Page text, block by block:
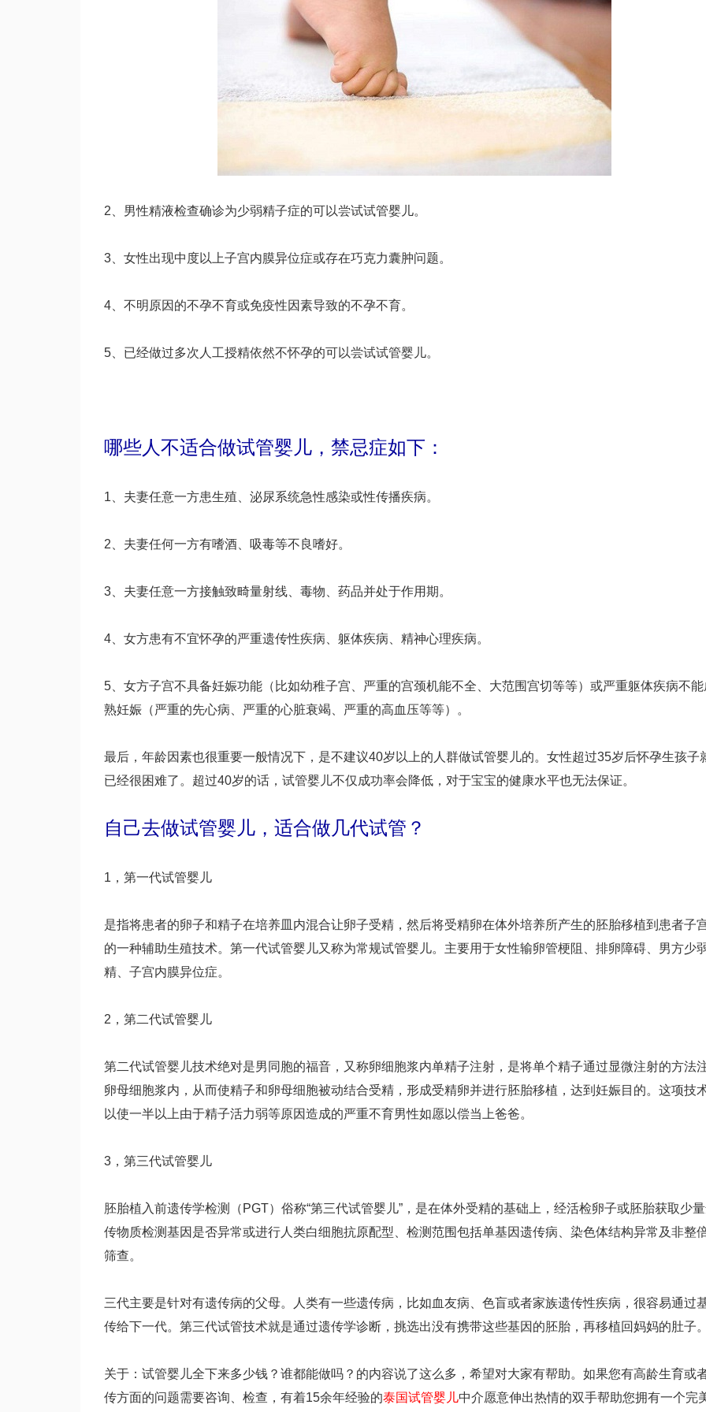
2、男性精液检查确诊为少弱精子症的可以尝试试管婴儿。
3、女性出现中度以上子宫内膜异位症或存在巧克力囊肿问题。
4、不明原因的不孕不育或免疫性因素导致的不孕不育。
5、已经做过多次人工授精依然不怀孕的可以尝试试管婴儿。
哪些人不适合做试管婴儿，禁忌症如下：
1、夫妻任意一方患生殖、泌尿系统急性感染或性传播疾病。
2、夫妻任何一方有嗜酒、吸毒等不良嗜好。
3、夫妻任意一方接触致畸量射线、毒物、药品并处于作用期。
4、女方患有不宜怀孕的严重遗传性疾病、躯体疾病、精神心理疾病。
5、女方子宫不具备妊娠功能（比如幼稚子宫、严重的宫颈机能不全、大范围宫切等等）或严重躯体疾病不能
熟妊娠（严重的先心病、严重的心脏衰竭、严重的高血压等等）。
最后，年龄因素也很重要一般情况下，是不建议40岁以上的人群做试管婴儿的。女性超过35岁后怀孕生孩子
已经很困难了。超过40岁的话，试管婴儿不仅成功率会降低，对于宝宝的健康水平也无法保证。
自己去做试管婴儿，适合做几代试管？
1，第一代试管婴儿
是指将患者的卵子和精子在培养皿内混合让卵子受精，然后将受精卵在体外培养所产生的胚胎移植到患者子
的一种辅助生殖技术。第一代试管婴儿又称为常规试管婴儿。主要用于女性输卵管梗阻、排卵障碍、男方少
精、子宫内膜异位症。
2，第二代试管婴儿
第二代试管婴儿技术绝对是男同胞的福音，又称卵细胞浆内单精子注射，是将单个精子通过显微注射的方法
卵母细胞浆内，从而使精子和卵母细胞被动结合受精，形成受精卵并进行胚胎移植，达到妊娠目的。这项技
以使一半以上由于精子活力弱等原因造成的严重不育男性如愿以偿当上爸爸。
3，第三代试管婴儿
胚胎植入前遗传学检测（PGT）俗称“第三代试管婴儿”，是在体外受精的基础上，经活检卵子或胚胎获取少
传物质检测基因是否异常或进行人类白细胞抗原配型、检测范围包括单基因遗传病、染色体结构异常及非整
筛查。
三代主要是针对有遗传病的父母。人类有一些遗传病，比如血友病、色盲或者家族遗传性疾病，很容易通过
传给下一代。第三代试管技术就是通过遗传学诊断，挑选出没有携带这些基因的胚胎，再移植回妈妈的肚子。
关于：试管婴儿全下来多少钱？谁都能做吗？的内容说了这么多，希望对大家有帮助。如果您有高龄生育或
传方面的问题需要咨询、检查，有着15余年经验的泰国试管婴儿中介愿意伸出热情的双手帮助您拥有一个完